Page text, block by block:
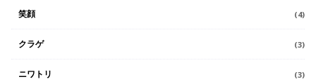
笑顔 (4)
クラゲ (3)
ニワトリ (3)